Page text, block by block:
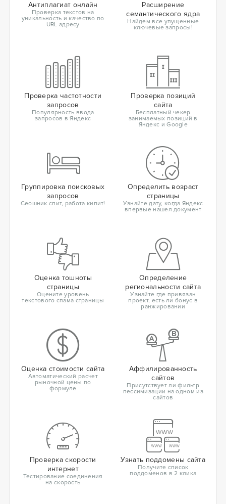
Антиплагиат онлайн
Проверка текстов на
уникальность и качество по
URL адресу
Расширение
семантического ядра
Найдем все упущенные
ключевые запросы!
Проверка частотности
запросов
Популярность ввода
запросов в Яндекс
Проверка позиций
сайта
Бесплатный чекер
занимаемых позиций в
Яндекс и Google
Группировка поисковых
запросов
Сеошник спит, работа кипит!
Определить возраст
страницы
Узнайте дату, когда Яндекс
впервые нашел документ
Оценка тошноты
страницы
Оцените уровень
текстового спама страницы
Определение
региональности сайта
Узнайте где привязан
проект, есть ли бонус в
ранжировании
Оценка стоимости сайта
Автоматический расчет
рыночной цены по
формуле
Аффилированность
сайтов
Присутствует ли фильтр
пессимизации на одном из
сайтов
Проверка скорости
интернет
Тестирование соединения
на скорость
Узнать поддомены сайта
Получите список
поддоменов в 2 клика